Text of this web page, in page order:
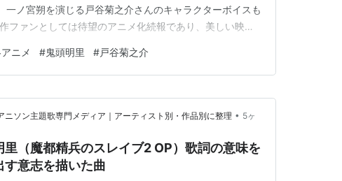
一ノ宮朔を演じる戸谷菊之介さんのキャラクターボイスも
ファンとしては待望のアニメ化続報であり、美しい映像
ァンの間では『どこまでアニメ化されるの？』『なぜこ
っている人も多い…
ニメ #鬼頭明里 #戸谷菊之介
ニソン主題歌専門メディア｜アーティスト別・作品別に整理 • 5ヶ
（魔都精兵のスレイブ2 OP）歌詞の意味を
意志を描いた曲